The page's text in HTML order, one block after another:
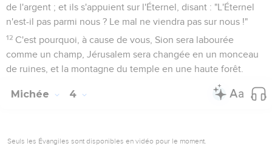
de l'argent ; et ils s'appuient sur l'Éternel, disant : "L'Éternel
n'est-il pas parmi nous ? Le mal ne viendra pas sur nous !"
12 C'est pourquoi, à cause de vous, Sion sera labourée
comme un champ, Jérusalem sera changée en un monceau
de ruines, et la montagne du temple en une haute forêt.
Michée 4
Seuls les Évangiles sont disponibles en vidéo pour le moment.